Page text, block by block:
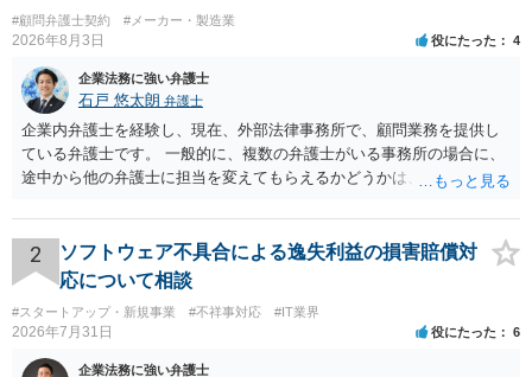
#顧問弁護士契約 #メーカー・製造業
2026年8月3日 役にたった 4
企業法務に強い弁護士
石戸 悠太朗 弁護士
企業内弁護士を経験し、現在、外部法律事務所で、顧問業務を提供し
ている弁護士です。 一般的に、複数の弁護士がいる事務所の場合に、
途中から他の弁護士に担当を変えてもらえるかどうかは、当該事務所
が不満を抱いている弁護士を担当にすることは望ましくないため、別
の弁護士に変更するのが通常でしょう。それでも、担当弁護士を変え
てくれない場合は、他の弁護士の担当案件が一般で担当を変えられな
いなどの事情があるかと思います。 担当弁護士が変わらず、仕事内容
も改善されない場合には、決済権限を持つ上司に相談し、顧問契約自
体を見直すのが一番かと思います。
2
ソフトウェア不具合による逸失利益の損害賠償対
応について相談
#スタートアップ・新規事業 #不祥事対応 #IT業界
2026年7月31日 役にたった 6
企業法務に強い弁護士